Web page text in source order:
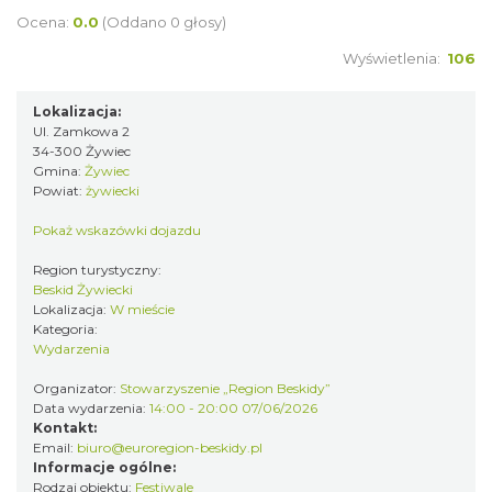
Święto Zielin - Koncert zespołu "Trzy
Święto Zielin - wykład i warsztaty: bukiety
na Zielną
Brenna
Ocena: 0.0 (Oddano 0 głosy)
Wyświetlenia: 106
Lokalizacja:
Ul. Zamkowa 2
34-300 Żywiec
Gmina: Żywiec
Powiat: żywiecki
Pokaż wskazówki dojazdu
Region turystyczny:
Beskid Żywiecki
Lokalizacja: W mieście
Kategoria:
Wydarzenia
Organizator: Stowarzyszenie „Region Beskidy”
Data wydarzenia: 14:00 - 20:00 07/06/2026
Kontakt:
Email: biuro@euroregion-beskidy.pl
Informacje ogólne:
Rodzaj obiektu: Festiwale